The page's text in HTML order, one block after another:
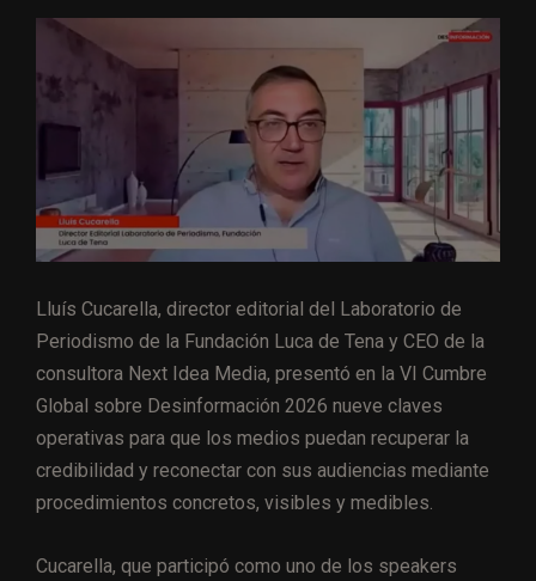
Lluís Cucarella, director editorial del Laboratorio de
Periodismo de la Fundación Luca de Tena y CEO de la
consultora Next Idea Media, presentó en la VI Cumbre
Global sobre Desinformación 2026 nueve claves
operativas para que los medios puedan recuperar la
credibilidad y reconectar con sus audiencias mediante
procedimientos concretos, visibles y medibles.
Cucarella, que participó como uno de los speakers